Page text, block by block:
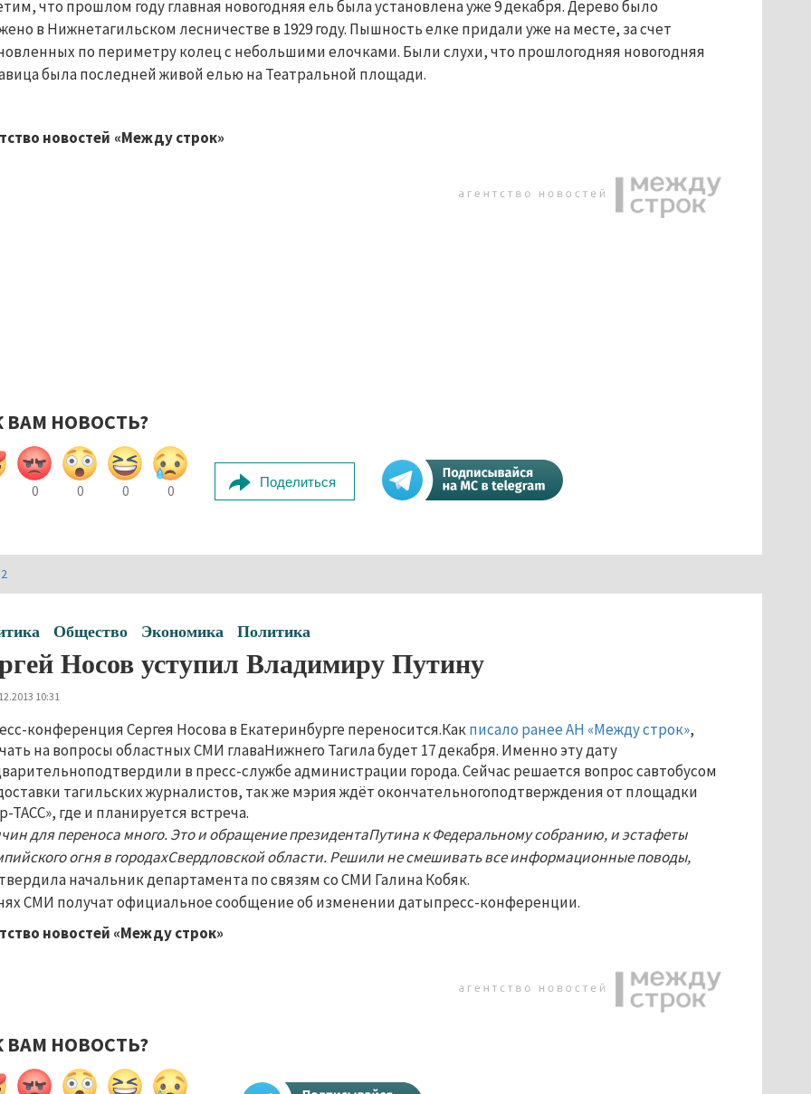
что прошлом году главная новогодняя ель была установлена уже 9 декабря. Дерево было
в Нижнетагильском лесничестве в 1929 году. Пышность елке придали уже на месте, за счет
по периметру колец с небольшими елочками. Были слухи, что прошлогодняя новогодняя
была последней живой елью на Театральной площади.
новостей «Между строк»
ВАМ НОВОСТЬ?
0 0 0 0
Поделиться
Общество Экономика Политика
Носов уступил Владимиру Путину
10:31
конференция Сергея Носова в Екатеринбурге переносится.Какписало ранее АН «Между строк»,
на вопросы областных СМИ главаНижнего Тагила будет 17 декабря. Именно эту дату
в пресс-службе администрации города. Сейчас решается вопрос савтобусом
тагильских журналистов, так же мэрия ждёт окончательногоподтверждения от площадки
ТАСС», где и планируется встреча.
для переноса много. Это и обращение президентаПутина к Федеральному собранию, и эстафеты
огня в городахСвердловской области. Решили не смешивать все информационные поводы,
начальник департамента по связям со СМИ Галина Кобяк.
СМИ получат официальное сообщение об изменении датыпресс-конференции.
новостей «Между строк»
ВАМ НОВОСТЬ?